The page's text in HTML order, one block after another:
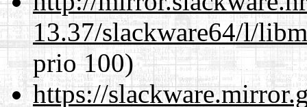
13.37/slackware64/l/
prio 100)
https://